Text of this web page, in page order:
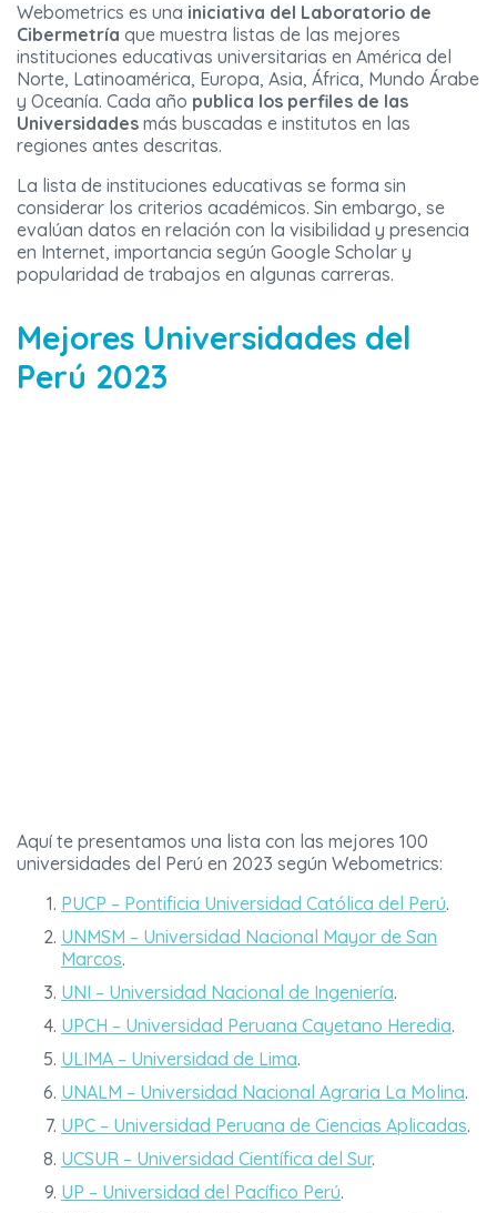
Webometrics es una iniciativa del Laboratorio de
Cibermetría que muestra listas de las mejores
instituciones educativas universitarias en América del
Norte, Latinoamérica, Europa, Asia, África, Mundo Árabe
y Oceanía. Cada año publica los perfiles de las
Universidades más buscadas e institutos en las
regiones antes descritas.
La lista de instituciones educativas se forma sin
considerar los criterios académicos. Sin embargo, se
evalúan datos en relación con la visibilidad y presencia
en Internet, importancia según Google Scholar y
popularidad de trabajos en algunas carreras.
Mejores Universidades del
Perú 2023
Aquí te presentamos una lista con las mejores 100
universidades del Perú en 2023 según Webometrics:
PUCP – Pontificia Universidad Católica del Perú.
UNMSM – Universidad Nacional Mayor de San
Marcos.
UNI – Universidad Nacional de Ingeniería.
UPCH – Universidad Peruana Cayetano Heredia.
ULIMA – Universidad de Lima.
UNALM – Universidad Nacional Agraria La Molina.
UPC – Universidad Peruana de Ciencias Aplicadas.
UCSUR – Universidad Científica del Sur.
UP – Universidad del Pacífico Perú.